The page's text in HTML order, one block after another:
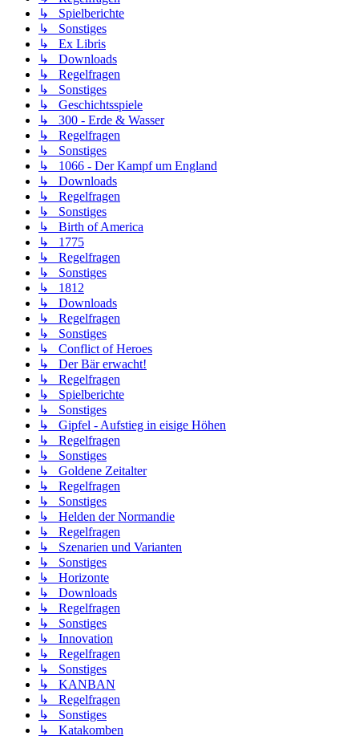
↳ Spielberichte
↳ Sonstiges
↳ Ex Libris
↳ Downloads
↳ Regelfragen
↳ Sonstiges
↳ Geschichtsspiele
↳ 300 - Erde & Wasser
↳ Regelfragen
↳ Sonstiges
↳ 1066 - Der Kampf um England
↳ Downloads
↳ Regelfragen
↳ Sonstiges
↳ Birth of America
↳ 1775
↳ Regelfragen
↳ Sonstiges
↳ 1812
↳ Downloads
↳ Regelfragen
↳ Sonstiges
↳ Conflict of Heroes
↳ Der Bär erwacht!
↳ Regelfragen
↳ Spielberichte
↳ Sonstiges
↳ Gipfel - Aufstieg in eisige Höhen
↳ Regelfragen
↳ Sonstiges
↳ Goldene Zeitalter
↳ Regelfragen
↳ Sonstiges
↳ Helden der Normandie
↳ Regelfragen
↳ Szenarien und Varianten
↳ Sonstiges
↳ Horizonte
↳ Downloads
↳ Regelfragen
↳ Sonstiges
↳ Innovation
↳ Regelfragen
↳ Sonstiges
↳ KANBAN
↳ Regelfragen
↳ Sonstiges
↳ Katakomben